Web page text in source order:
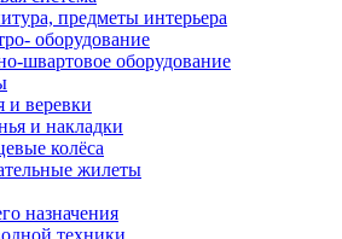
предметы интерьера
оборудование
швартовое оборудование
и веревки
и накладки
колёса
жилеты
назначения
техники